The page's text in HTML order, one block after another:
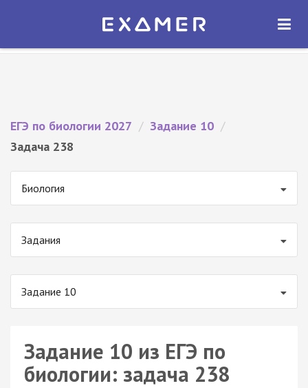
Экзамер — ЕГЭ 2027
ОТКРЫТЬ
ЕГЭ по биологии 2027 / Задание 10 /
Задача 238
Биология
Задания
Задание 10
Задание 10 из ЕГЭ по
биологии: задача 238